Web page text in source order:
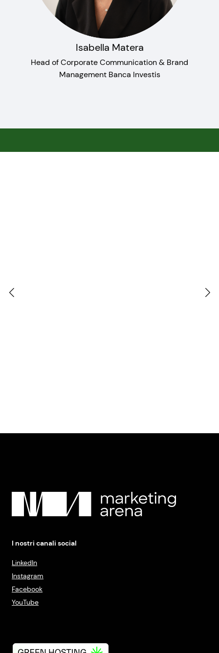
Isabella Matera
Head of Corporate Communication & Brand
Management Banca Investis
I nostri canali social
LinkedIn
Instagram
Facebook
YouTube